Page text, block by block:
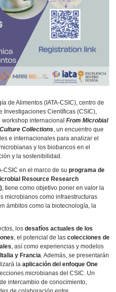
de Alimentos (IATA-CSIC), centro de
Investigaciones Científicas (CSIC),
workshop internacionalFrom Microbial
Collections, un encuentro que
e internacionales para analizar el
y los biobancos en el
y la sostenibilidad.
CSIC en el marco de suprograma de
Resource Research
, tiene como objetivo poner en valor la
microbianos como infraestructuras
ámbitos como la biotecnología, la
losdesafíos actuales de los
, el potencial de lascolecciones de
, así como experiencias y modelos
y Francia. Además, se presentarán
laaplicación del enfoque One
microbianas del CSIC. Un
intercambio de conocimiento,